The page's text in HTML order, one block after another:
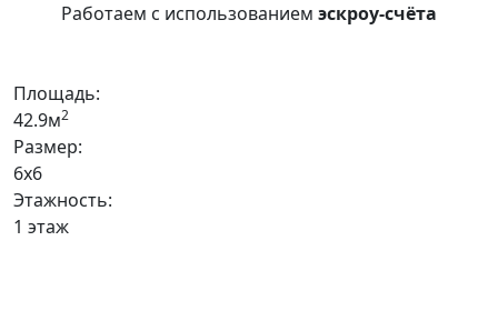
Работаем с использованием эскроу-счёта
Площадь:
42.9м2
Размер:
6x6
Этажность:
1 этаж